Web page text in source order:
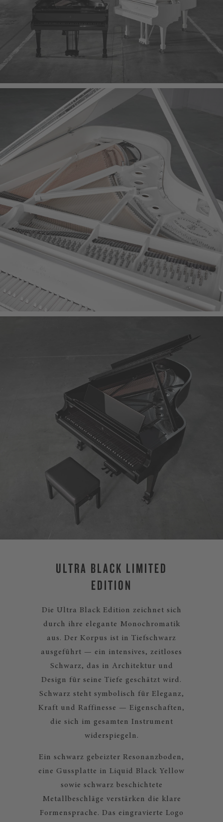
ULTRA BLACK LIMITED
EDITION
Die Ultra Black Edition zeichnet sich
durch ihre elegante Monochromatik
aus. Der Korpus ist in Tiefschwarz
ausgeführt — ein intensives, zeitloses
Schwarz, das in Architektur und
Design für seine Tiefe geschätzt wird.
Schwarz steht symbolisch für Eleganz,
Kraft und Raffinesse — Eigenschaften,
die sich im gesamten Instrument
widerspiegeln.
Ein schwarz gebeizter Resonanzboden,
eine Gussplatte in Liquid Black Yellow
sowie schwarz beschichtete
Metallbeschläge verstärken die klare
Formensprache. Das eingravierte Logo